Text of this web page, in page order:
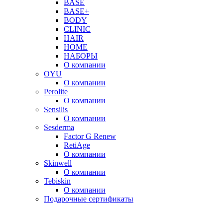
BASE
BASE+
BODY
CLINIC
HAIR
HOME
НАБОРЫ
О компании
OYU
О компании
Perolite
О компании
Sensilis
О компании
Sesderma
Factor G Renew
RetiAge
О компании
Skinwell
О компании
Tebiskin
О компании
Подарочные сертификаты